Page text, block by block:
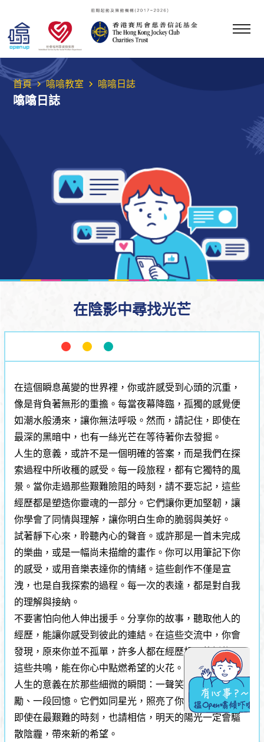
首頁 噏噏教室 噏噏日誌
噏噏日誌
在陰影中尋找光芒
在這個瞬息萬變的世界裡，你或許感受到心頭的沉重，
像是背負著無形的重擔。每當夜幕降臨，孤獨的感覺便
如潮水般湧來，讓你無法呼吸。然而，請記住，即使在
最深的黑暗中，也有一絲光芒在等待著你去發掘。
人生的意義，或許不是一個明確的答案，而是我們在探
索過程中所收穫的感受。每一段旅程，都有它獨特的風
景。當你走過那些艱難險阻的時刻，請不要忘記，這些
經歷都是塑造你靈魂的一部分。它們讓你更加堅韌，讓
你學會了同情與理解，讓你明白生命的脆弱與美好。
試著靜下心來，聆聽內心的聲音。或許那是一首未完成
的樂曲，或是一幅尚未描繪的畫作。你可以用筆記下你
的感受，或用音樂表達你的情緒。這些創作不僅是宣
洩，也是自我探索的過程。每一次的表達，都是對自我
的理解與接納。
不要害怕向他人伸出援手。分享你的故事，聽取他人的
經歷，能讓你感受到彼此的連結。在這些交流中，你會
發現，原來你並不孤單，許多人都在經歷相似的掙扎。
這些共鳴，能在你心中點燃希望的火花。
人生的意義在於那些細微的瞬間：一聲笑語、一句鼓
勵、一段回憶。它們如同星光，照亮了你前行的道路。
即使在最艱難的時刻，也請相信，明天的陽光一定會驅
散陰霾，帶來新的希望。